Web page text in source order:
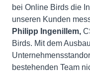
bei Online Birds die
unseren Kunden
Philipp Ingenillem,
Birds. Mit dem
bestehenden Team